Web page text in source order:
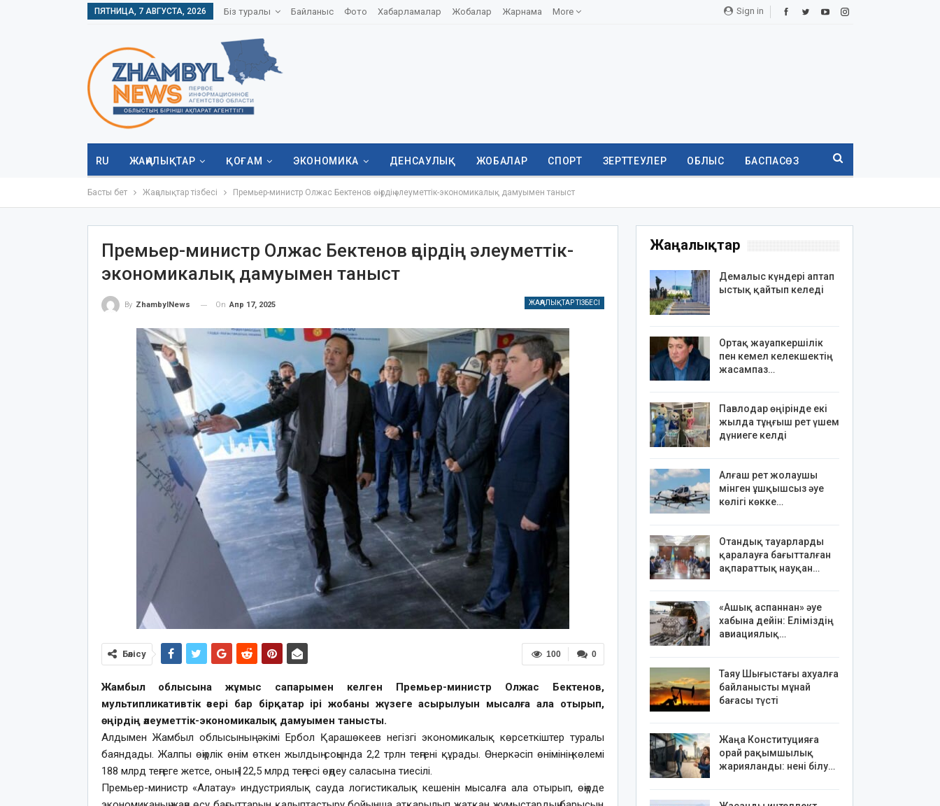
Sign in
ПЯТНИЦА, 7 АВГУСТА, 2026 Біз туралы Байланыс Фото Хабарламалар Жобалар Жарнама More
RU ЖАҢАЛЫҚТАР ҚОҒАМ ЭКОНОМИКА ДЕНСАУЛЫҚ ЖОБАЛАР СПОРТ ЗЕРТТЕУЛЕР ОБЛЫС БАСПАСӨЗ
Басты бет Жаңалықтар тізбесі Премьер-министр Олжас Бектенов өңірдің әлеуметтік-экономикалық дамуымен таныст
Премьер-министр Олжас Бектенов өңірдің әлеуметтік-
экономикалық дамуымен таныст
ЖАҢАЛЫҚТАР ТІЗБЕСІ
By ZhambylNews On Апр 17, 2025
0
100
Бөлісу
Жамбыл облысына жұмыс сапарымен келген Премьер-министр Олжас Бектенов,
мультипликативтік әсері бар бірқатар ірі жобаны жүзеге асырылуын мысалға ала отырып,
өңірдің әлеуметтік-экономикалық дамуымен танысты.
Алдымен Жамбыл облысының әкімі Ербол Қарашөкеев негізгі экономикалық көрсеткіштер туралы
баяндады. Жалпы өңірлік өнім өткен жылдың соңында 2,2 трлн теңгені құрады. Өнеркәсіп өнімінің көлемі
188 млрд теңгеге жетсе, оның 122,5 млрд теңгесі өңдеу саласына тиесілі.
Премьер-министр «Алатау» индустриялық сауда логистикалық кешенін мысалға ала отырып, өңірде
Жаңалықтар
Демалыс күндері аптап
ыстық қайтып келеді
Ортақ жауапкершілік
пен кемел келекшектің
жасампаз…
Павлодар өңірінде екі
жылда тұңғыш рет үшем
дүниеге келді
Алғаш рет жолаушы
мінген ұшқышсыз әуе
көлігі көкке…
Отандық тауарларды
қаралауға бағытталған
ақпараттық науқан…
«Ашық аспаннан» әуе
хабына дейін: Еліміздің
авиациялық…
Таяу Шығыстағы ахуалға
байланысты мұнай
бағасы түсті
Жаңа Конституцияға
орай рақымшылық
жарияланды: нені білу…